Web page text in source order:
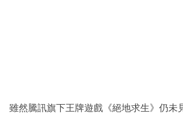
雖然騰訊旗下王牌遊戲《絕地求生》仍未